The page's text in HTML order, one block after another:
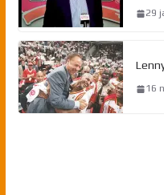
29
16